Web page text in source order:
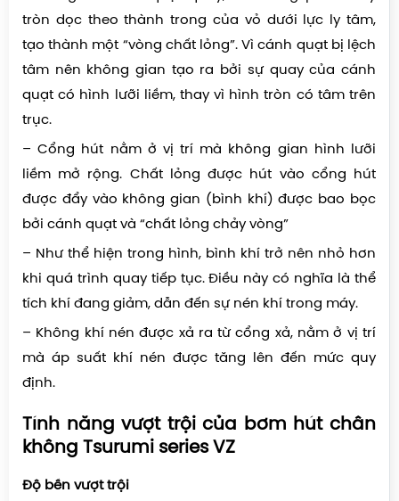
tròn dọc theo thành trong của vỏ dưới lực ly tâm,
tạo thành một “vòng chất lỏng”. Vì cánh quạt bị lệch
tâm nên không gian tạo ra bởi sự quay của cánh
quạt có hình lưỡi liềm, thay vì hình tròn có tâm trên
trục.
– Cổng hút nằm ở vị trí mà không gian hình lưỡi
liềm mở rộng. Chất lỏng được hút vào cổng hút
được đẩy vào không gian (bình khí) được bao bọc
bởi cánh quạt và “chất lỏng chảy vòng”
– Như thể hiện trong hình, bình khí trở nên nhỏ hơn
khi quá trình quay tiếp tục. Điều này có nghĩa là thể
tích khí đang giảm, dẫn đến sự nén khí trong máy.
– Không khí nén được xả ra từ cổng xả, nằm ở vị trí
mà áp suất khí nén được tăng lên đến mức quy
định.
Tính năng vượt trội của bơm hút chân
không Tsurumi series VZ
Độ bền vượt trội